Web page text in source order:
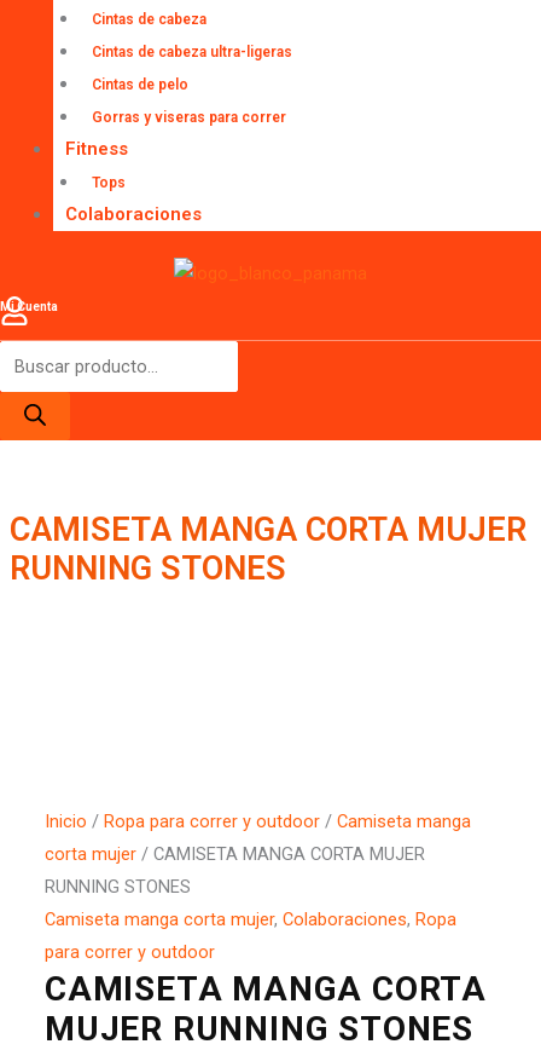
Cintas de cabeza
Cintas de cabeza ultra-ligeras
Cintas de pelo
Gorras y viseras para correr
Fitness
Tops
Colaboraciones
Mi Cuenta
CAMISETA MANGA CORTA MUJER
RUNNING STONES
Inicio /Ropa para correr y outdoor /Camiseta manga
corta mujer / CAMISETA MANGA CORTA MUJER
RUNNING STONES
Camiseta manga corta mujer,Colaboraciones,Ropa
para correr y outdoor
CAMISETA MANGA CORTA
MUJER RUNNING STONES